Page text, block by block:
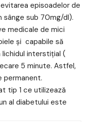
episoadelor de
sânge sub 70mg/dl).
medicale de mici
și capabile să
interstițial (
5 minute. Astfel,
permanent.
tip 1 ce utilizează
al diabetului este